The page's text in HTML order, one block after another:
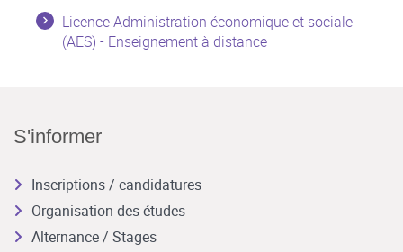
Licence Administration économique et sociale
(AES) - Enseignement à distance
S'informer
Inscriptions / candidatures
Organisation des études
Alternance / Stages